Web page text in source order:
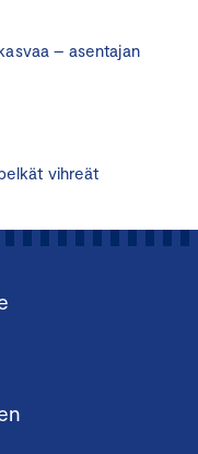
– asentajan
vihreät